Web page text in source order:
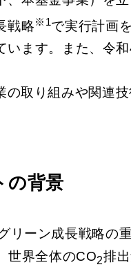
戦略※1で実行計画
います。また、令
の取り組みや関連
の背景
リーン成長戦略の
世界全体のCO2排